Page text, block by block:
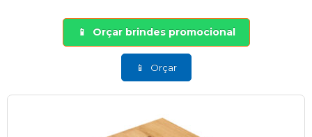
Orçar brindes promocional
Orçar